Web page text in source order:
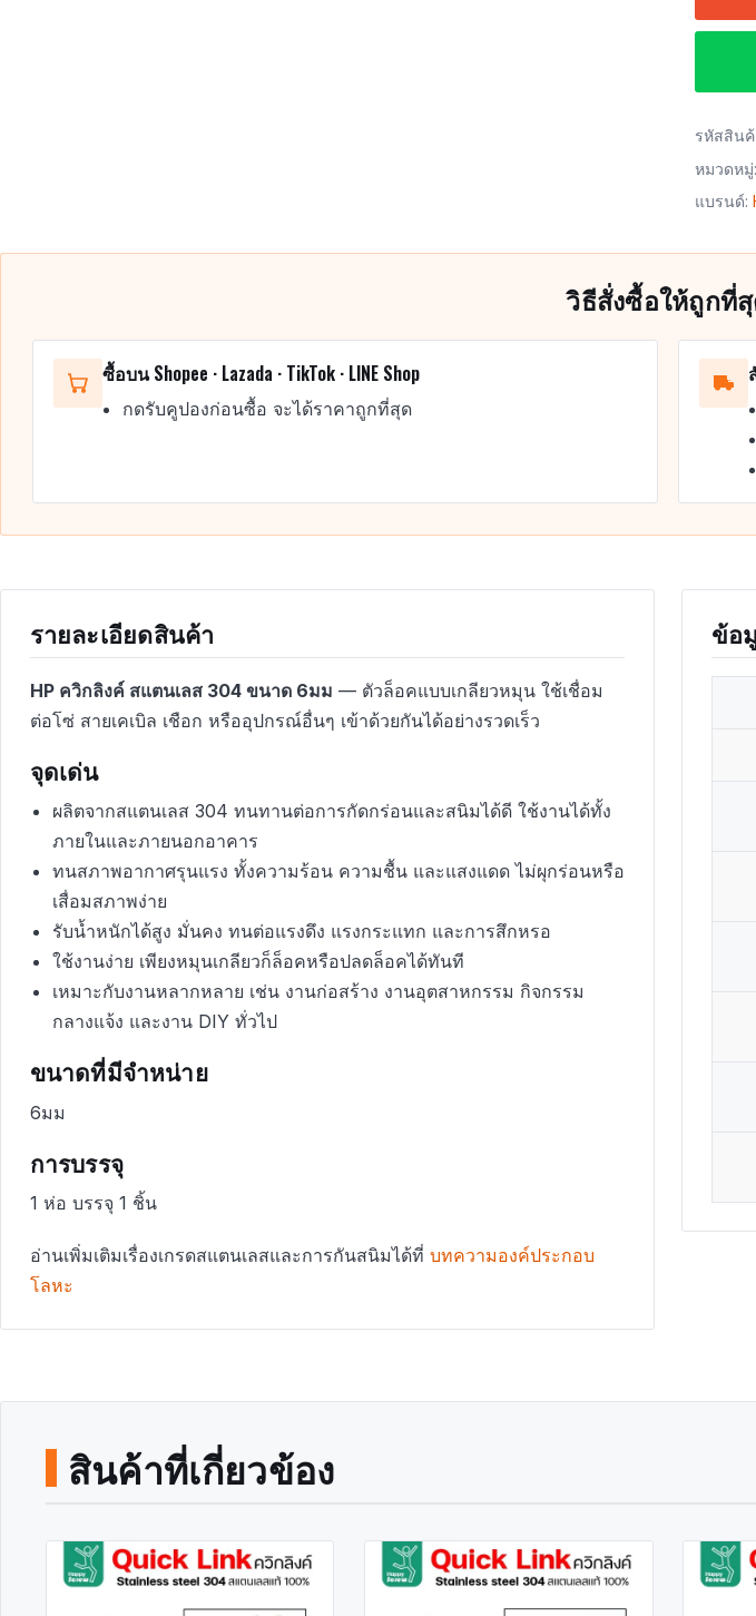
รหัสสินค้
หมวดหมู่:
แบรนด์:
วิธีสั่งซื้อให้ถูกที่
ซื้อบน Shopee · Lazada · TikTok · LINE Shop
กดรับคูปองก่อนซื้อ จะได้ราคาถูกที่สุด
รายละเอียดสินค้า
HP ควิกลิงค์ สแตนเลส 304 ขนาด 6มม — ตัวล็อคแบบเกลียวหมุน ใช้เชื่อม
ต่อโซ่ สายเคเบิล เชือก หรืออุปกรณ์อื่นๆ เข้าด้วยกันได้อย่างรวดเร็ว
จุดเด่น
ผลิตจากสแตนเลส 304 ทนทานต่อการกัดกร่อนและสนิมได้ดี ใช้งานได้ทั้ง
ภายในและภายนอกอาคาร
ทนสภาพอากาศรุนแรง ทั้งความร้อน ความชื้น และแสงแดด ไม่ผุกร่อนหรือ
เสื่อมสภาพง่าย
รับน้ำหนักได้สูง มั่นคง ทนต่อแรงดึง แรงกระแทก และการสึกหรอ
ใช้งานง่าย เพียงหมุนเกลียวก็ล็อคหรือปลดล็อคได้ทันที
เหมาะกับงานหลากหลาย เช่น งานก่อสร้าง งานอุตสาหกรรม กิจกรรม
กลางแจ้ง และงาน DIY ทั่วไป
ขนาดที่มีจำหน่าย
6มม
การบรรจุ
1 ห่อ บรรจุ 1 ชิ้น
อ่านเพิ่มเติมเรื่องเกรดสแตนเลสและการกันสนิมได้ที่ บทความองค์ประกอบ
โลหะ
ข้อ
สินค้าที่เกี่ยวข้อง